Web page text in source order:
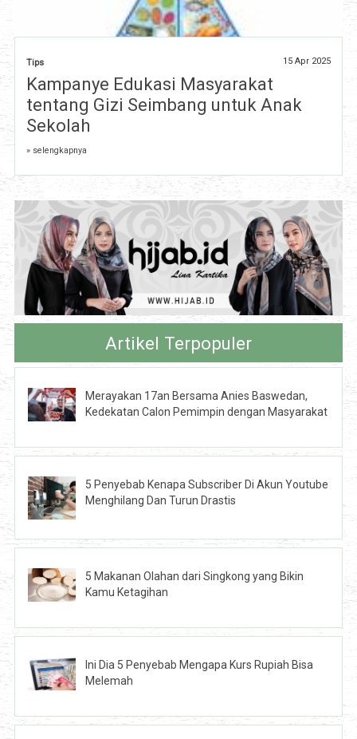
Tips 15 Apr 2025
Kampanye Edukasi Masyarakat
tentang Gizi Seimbang untuk Anak
Sekolah
» selengkapnya
Artikel Terpopuler
Merayakan 17an Bersama Anies Baswedan,
Kedekatan Calon Pemimpin dengan Masyarakat
5 Penyebab Kenapa Subscriber Di Akun Youtube
Menghilang Dan Turun Drastis
5 Makanan Olahan dari Singkong yang Bikin
Kamu Ketagihan
Ini Dia 5 Penyebab Mengapa Kurs Rupiah Bisa
Melemah